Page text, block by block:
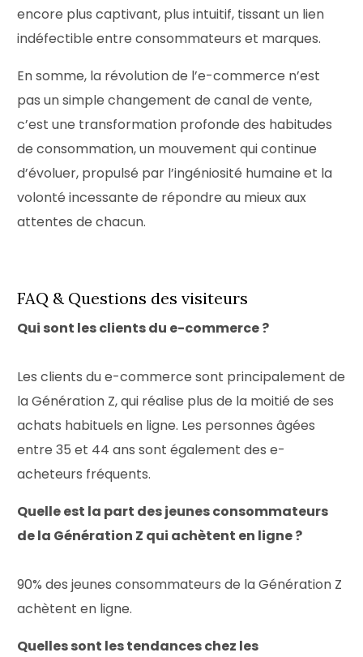
encore plus captivant, plus intuitif, tissant un lien
indéfectible entre consommateurs et marques.
En somme, la révolution de l’e-commerce n’est
pas un simple changement de canal de vente,
c’est une transformation profonde des habitudes
de consommation, un mouvement qui continue
d’évoluer, propulsé par l’ingéniosité humaine et la
volonté incessante de répondre au mieux aux
attentes de chacun.
FAQ & Questions des visiteurs
Qui sont les clients du e-commerce ?
Les clients du e-commerce sont principalement de
la Génération Z, qui réalise plus de la moitié de ses
achats habituels en ligne. Les personnes âgées
entre 35 et 44 ans sont également des e-
acheteurs fréquents.
Quelle est la part des jeunes consommateurs
de la Génération Z qui achètent en ligne ?
90% des jeunes consommateurs de la Génération Z
achètent en ligne.
Quelles sont les tendances chez les